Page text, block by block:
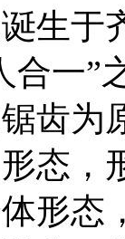
生于
合一”
齿为
态，
形态